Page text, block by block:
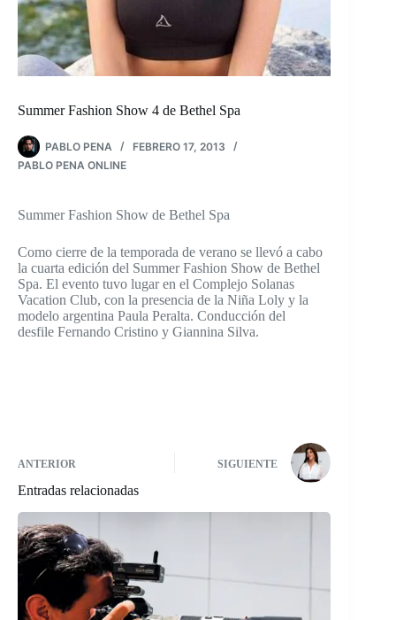
Summer Fashion Show 4 de Bethel Spa
PABLO PENA
FEBRERO 17, 2013
PABLO PENA ONLINE
Summer Fashion Show de Bethel Spa
Como cierre de la temporada de verano se llevó a cabo
la cuarta edición del Summer Fashion Show de Bethel
Spa. El evento tuvo lugar en el Complejo Solanas
Vacation Club, con la presencia de la Niña Loly y la
modelo argentina Paula Peralta. Conducción del
desfile Fernando Cristino y Giannina Silva.
ANTERIOR SIGUIENTE
Entradas relacionadas